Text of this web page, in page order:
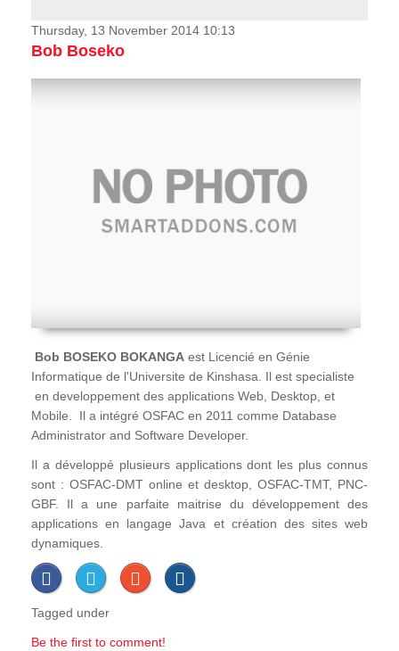
News & Stories
Thursday, 13 November 2014 10:13
Bob Boseko
Bob BOSEKO BOKANGA est Licencié en Génie
Informatique de l'Universite de Kinshasa. Il est specialiste
en developpement des applications Web, Desktop, et
Mobile. Il a intégré OSFAC en 2011 comme Database
Administrator and Software Developer.
Il a développé plusieurs applications dont les plus connus
sont : OSFAC-DMT online et desktop, OSFAC-TMT, PNC-
GBF. Il a une parfaite maitrise du développement des
applications en langage Java et création des sites web
dynamiques.
Tagged under
Be the first to comment!